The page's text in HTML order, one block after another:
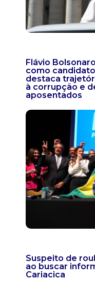
Flávio
como
destaca
à corrupção e
aposentados
Suspeito de
ao buscar
Cariacica